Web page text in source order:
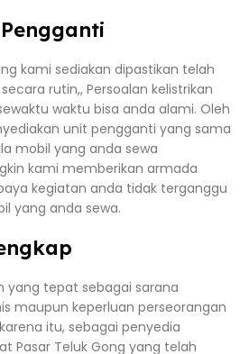
kami sediakan dipastikan telah
rutin,, Persoalan kelistrikan
waktu bisa anda alami. Oleh
unit pengganti yang sama
mobil yang anda sewa
kami memberikan armada
kegiatan anda tidak terganggu
yang anda sewa.
yang tepat sebagai sarana
maupun keperluan perseorangan
itu, sebagai penyedia
Pasar Teluk Gong yang telah